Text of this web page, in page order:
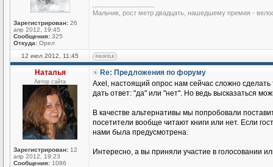
Зарегистрирован: 26
апр 2012, 19:45
Сообщения: 325
Откуда: Орел
Мальчик, рост метр двадцать, нашедшему премия -
12 июл 2012, 11:45
Наталья
Автор сайта
Зарегистрирован: 12
апр 2012, 19:23
Сообщения: 1086
Re: Предложения по форуму
Axel, настоящий опрос нам сейчас сложно
дать ответ: "да" или "нет". Но ведь высказаться
В качестве альтернативы мы попробовали
посетители вообще читают книги или нет. Если
нами была предусмотрена.
Интересно, а вы приняли участие в голосовании